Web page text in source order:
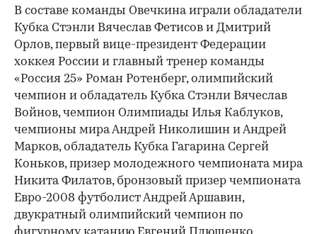
00:00 / 00:00
В составе команды Овечкина играли обладатели
Кубка Стэнли Вячеслав Фетисов и Дмитрий
Орлов, первый вице-президент Федерации
хоккея России и главный тренер команды
«Россия 25» Роман Ротенберг, олимпийский
чемпион и обладатель Кубка Стэнли Вячеслав
Войнов, чемпион Олимпиады Илья Каблуков,
чемпионы мира Андрей Николишин и Андрей
Марков, обладатель Кубка Гагарина Сергей
Коньков, призер молодежного чемпионата мира
Никита Филатов, бронзовый призер чемпионата
Евро-2008 футболист Андрей Аршавин,
двукратный олимпийский чемпион по